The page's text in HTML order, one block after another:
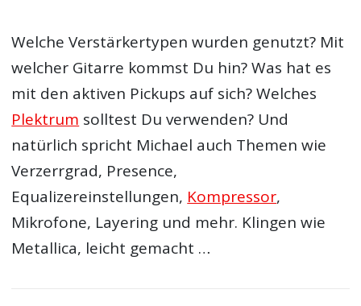
Welche Verstärkertypen wurden genutzt? Mit
welcher Gitarre kommst Du hin? Was hat es
mit den aktiven Pickups auf sich? Welches
Plektrum solltest Du verwenden? Und
natürlich spricht Michael auch Themen wie
Verzerrgrad, Presence,
Equalizereinstellungen, Kompressor,
Mikrofone, Layering und mehr. Klingen wie
Metallica, leicht gemacht …